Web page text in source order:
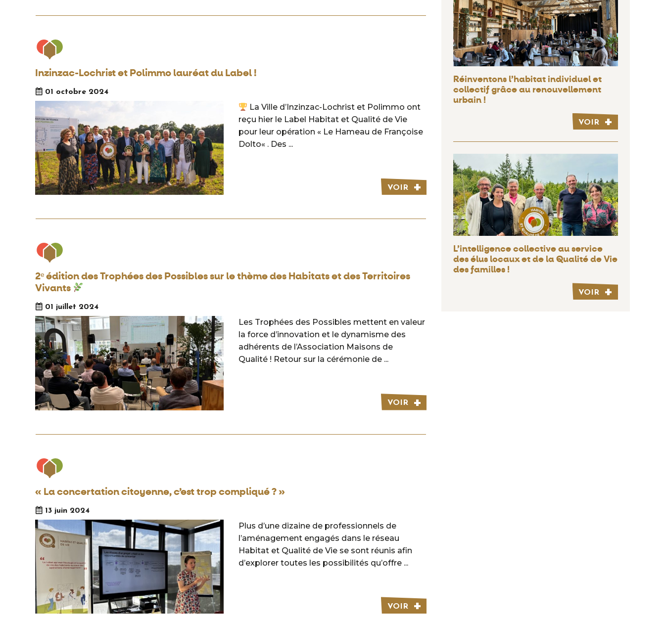
Inzinzac-Lochrist et Polimmo lauréat du Label !
01 octobre 2024
La Ville d’Inzinzac-Lochrist et Polimmo ont
reçu hier le Label Habitat et Qualité de Vie
pour leur opération « Le Hameau de Françoise
Dolto« . Des ...
VOIR
2ᵉ édition des Trophées des Possibles sur le thème des Habitats et des Territoires
Vivants
01 juillet 2024
Les Trophées des Possibles mettent en valeur
la force d’innovation et le dynamisme des
adhérents de l’Association Maisons de
Qualité ! Retour sur la cérémonie de ...
VOIR
« La concertation citoyenne, c’est trop compliqué ? »
13 juin 2024
Plus d’une dizaine de professionnels de
l’aménagement engagés dans le réseau
Habitat et Qualité de Vie se sont réunis afin
d’explorer toutes les possibilités qu’offre ...
VOIR
Réinventons l’habitat individuel et
collectif grâce au renouvellement
urbain !
VOIR
L’intelligence collective au service
des élus locaux et de la Qualité de Vie
des familles !
VOIR